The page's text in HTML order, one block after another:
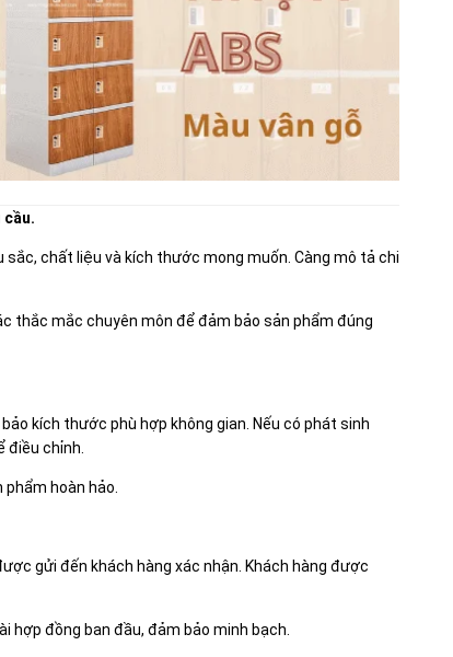
cầu.
chất liệu và kích thước mong muốn. Càng mô tả chi
thắc mắc chuyên môn để đảm bảo sản phẩm đúng
kích thước phù hợp không gian. Nếu có phát sinh
chỉnh.
hoàn hảo.
gửi đến khách hàng xác nhận. Khách hàng được
hợp đồng ban đầu, đảm bảo minh bạch.